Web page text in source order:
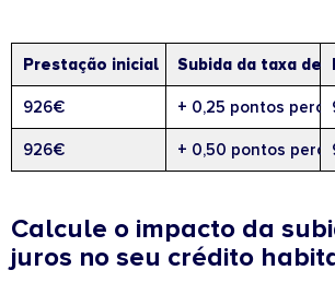
Prestação inicial Subida da taxa de
926€ + 0,25 pontos
926€ + 0,50 pontos
Calcule o impacto da
juros no seu crédito